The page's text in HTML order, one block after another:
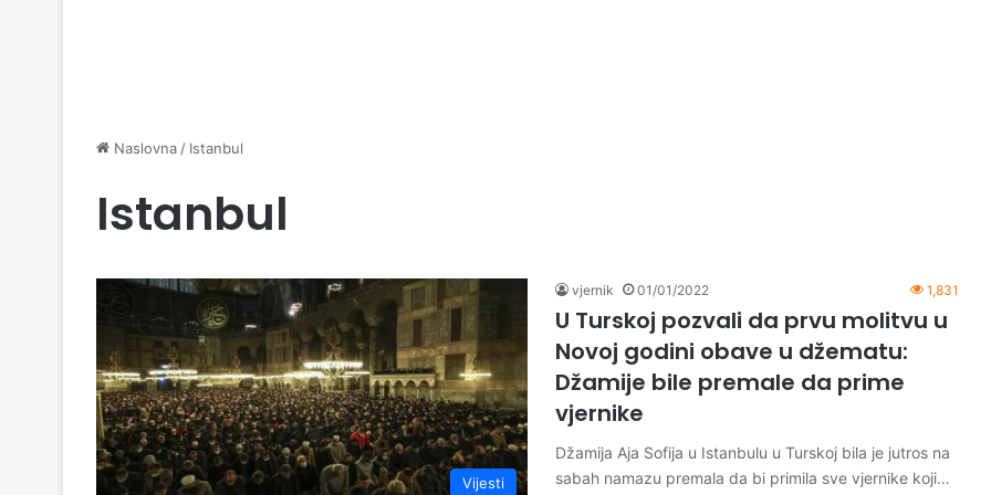
Naslovna / Istanbul
Istanbul
Vijesti
vjernik 01/01/2022 1,831
U Turskoj pozvali da prvu molitvu u
Novoj godini obave u džematu:
Džamije bile premale da prime
vjernike
Džamija Aja Sofija u Istanbulu u Turskoj bila je jutros na
sabah namazu premala da bi primila sve vjernike koji…